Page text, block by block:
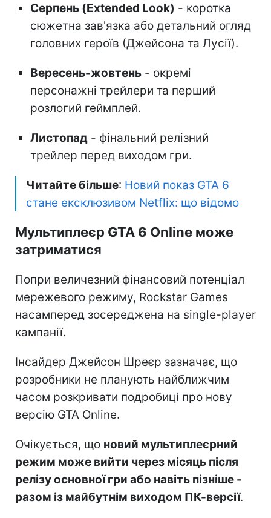
Серпень (Extended Look) - коротка
сюжетна зав'язка або детальний огляд
головних героїв (Джейсона та Лусії).
Вересень-жовтень - окремі
персонажні трейлери та перший
розлогий геймплей.
Листопад - фінальний релізний
трейлер перед виходом гри.
Читайте більше: Новий показ GTA 6
стане ексклюзивом Netflix: що відомо
Мультиплеєр GTA 6 Online може
затриматися
Попри величезний фінансовий потенціал
мережевого режиму, Rockstar Games
насамперед зосереджена на single-player
кампанії.
Інсайдер Джейсон Шреєр зазначає, що
розробники не планують найближчим
часом розкривати подробиці про нову
версію GTA Online.
Очікується, що новий мультиплеєрний
режим може вийти через місяць після
релізу основної гри або навіть пізніше -
разом із майбутнім виходом ПК-версії.